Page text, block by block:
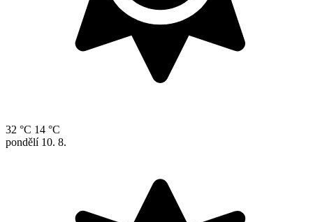
32 °C 14 °C
pondělí 10. 8.